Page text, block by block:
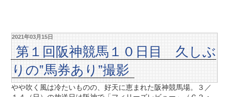
2021年03月15日
第１回阪神競馬１０日目 久しぶ
りの‟馬券あり”撮影
やや吹く風は冷たいものの、好天に恵まれた阪神競馬場。３／